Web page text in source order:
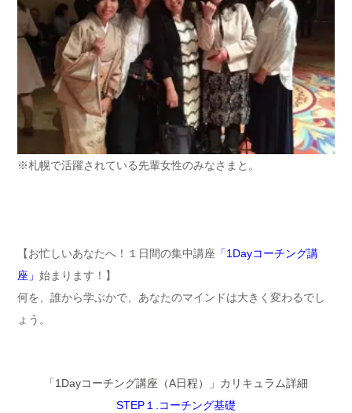
※札幌で活躍されている先輩女性のみなさまと。
【お忙しいあなたへ！１日間の集中講座 「1Dayコーチング講
座」始まります！】
何を、誰から学ぶかで、あなたのマインドは大きく変わるでし
ょう。
「1Dayコーチング講座（A日程）」カリキュラム詳細
STEP１.コーチング基礎